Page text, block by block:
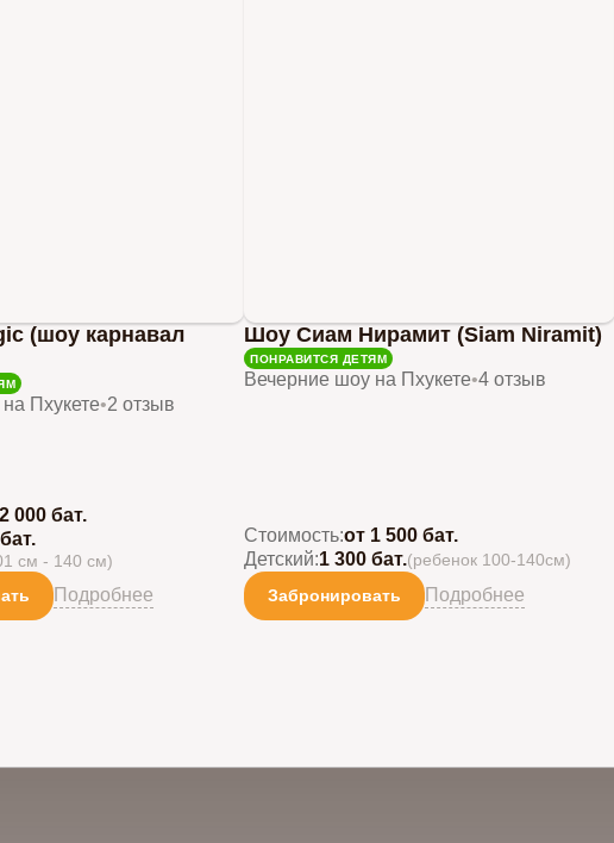
(шоу карнавал
Пхукете•2 отзыв
000 бат.
см - 140 см)
Подробнее
Шоу Сиам Нирамит (Siam Niramit)
ПОНРАВИТСЯ ДЕТЯМ
Вечерние шоу на Пхукете•4 отзыв
Стоимость:от 1 500 бат.
Детский:1 300 бат.(ребенок 100-140см)
Забронировать
Подробнее